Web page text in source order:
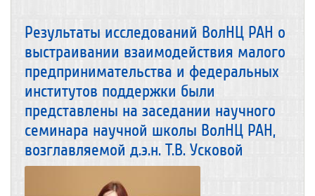
Результаты исследований ВолНЦ РАН о
выстраивании взаимодействия малого
предпринимательства и федеральных
институтов поддержки были
представлены на заседании научного
семинара научной школы ВолНЦ РАН,
возглавляемой д.э.н. Т.В. Усковой